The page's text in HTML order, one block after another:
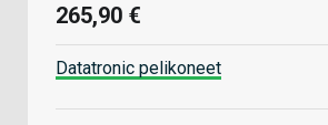
265,90 €
Datatronic pelikoneet